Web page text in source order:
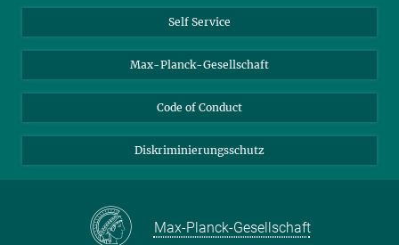
Nachhaltige und Bio-inspirierte Materialien
Self Service
Max-Planck-Gesellschaft
Code of Conduct
Diskriminierungsschutz
Max-Planck-Gesellschaft